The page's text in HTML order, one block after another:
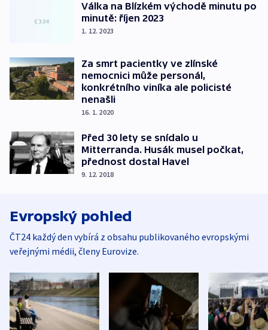
Válka na Blízkém východě minutu po
minutě: říjen 2023
1. 12. 2023
Za smrt pacientky ve zlínské
nemocnici může personál,
konkrétního viníka ale policisté
nenašli
16. 1. 2020
Před 30 lety se snídalo u
Mitterranda. Husák musel počkat,
přednost dostal Havel
9. 12. 2018
Evropský pohled
ČT24 každý den vybírá z obsahu publikovaného evropskými
veřejnými médii, členy Eurovize.